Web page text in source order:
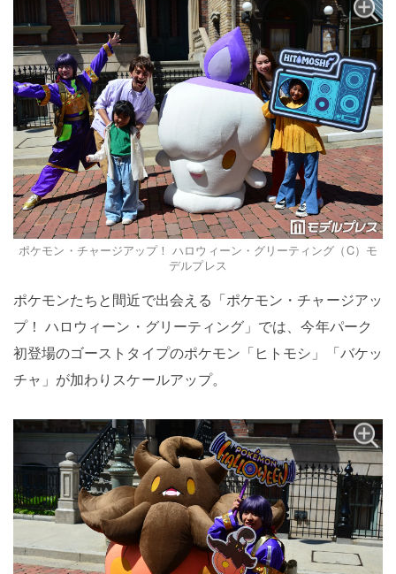
ポケモン・チャージアップ！ ハロウィーン・グリーティング（C）モ
デルプレス
ポケモンたちと間近で出会える「ポケモン・チャージアッ
プ！ ハロウィーン・グリーティング」では、今年パーク
初登場のゴーストタイプのポケモン「ヒトモシ」「バケッ
チャ」が加わりスケールアップ。